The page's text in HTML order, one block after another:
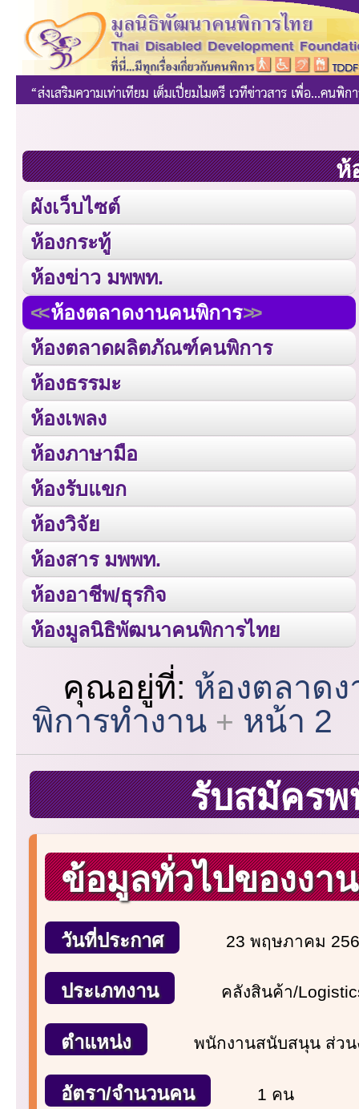
ห้
ผังเว็บไซต์
ห้องกระทู้
ห้องข่าว มพพท.
ห้องตลาดงานคนพิการ
ห้องตลาดผลิตภัณฑ์คนพิการ
ห้องธรรมะ
ห้องเพลง
ห้องภาษามือ
ห้องรับแขก
ห้องวิจัย
ห้องสาร มพพท.
ห้องอาชีพ/ธุรกิจ
ห้องมูลนิธิพัฒนาคนพิการไทย
คุณอยู่ที่: ห้องตลาด
พิการทำงาน
หน้า 2
รับสมัครพ
ข้อมูลทั่วไปของงาน
วันที่ประกาศ 23 พฤษภาคม
ประเภทงาน คลังสินค้า/
ตำแหน่ง พนักงานสนับสนุน ส่วน
อัตรา/จำนวนคน 1 คน